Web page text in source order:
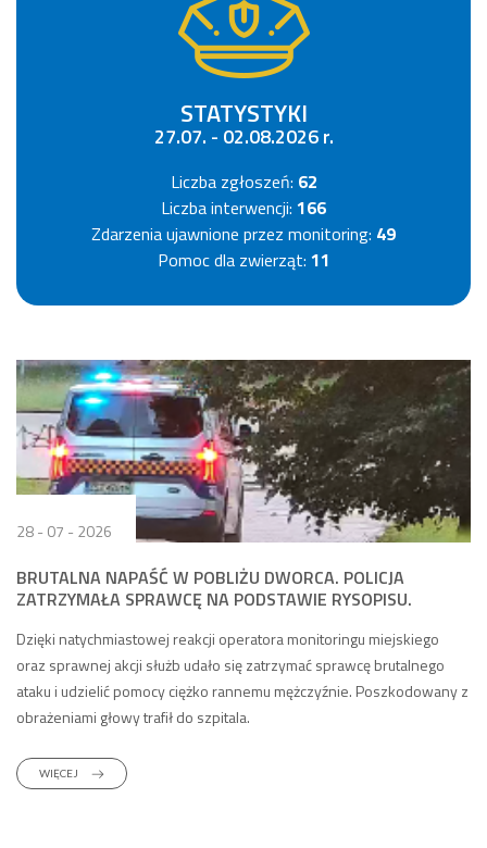
STATYSTYKI
27.07. - 02.08.2026 r.
Liczba zgłoszeń: 62
Liczba interwencji: 166
Zdarzenia ujawnione przez monitoring: 49
Pomoc dla zwierząt: 11
28 - 07 - 2026
BRUTALNA NAPAŚĆ W POBLIŻU DWORCA. POLICJA
ZATRZYMAŁA SPRAWCĘ NA PODSTAWIE RYSOPISU.
Dzięki natychmiastowej reakcji operatora monitoringu miejskiego
oraz sprawnej akcji służb udało się zatrzymać sprawcę brutalnego
ataku i udzielić pomocy ciężko rannemu mężczyźnie. Poszkodowany z
obrażeniami głowy trafił do szpitala.
WIĘCEJ